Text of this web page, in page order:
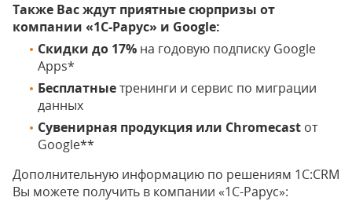
Также Вас ждут приятные сюрпризы от
компании «1С-Рарус» и Google:
Скидки до 17% на годовую подписку Google
Apps*
Бесплатныетренинги и сервис по миграции
данных
Сувенирная продукция или Chromecast от
Google**
Дополнительную информацию по решениям 1C:CRM
Вы можете получить в компании «1С-Рарус»: